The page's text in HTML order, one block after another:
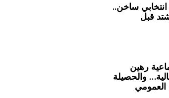
ساخن..
قبل
رهين
والحصيلة